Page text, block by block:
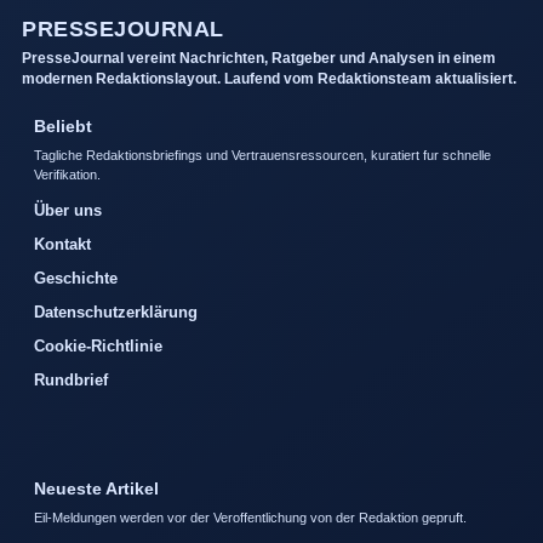
PRESSEJOURNAL
PresseJournal vereint Nachrichten, Ratgeber und Analysen in einem
modernen Redaktionslayout. Laufend vom Redaktionsteam aktualisiert.
Beliebt
Tagliche Redaktionsbriefings und Vertrauensressourcen, kuratiert fur schnelle
Verifikation.
Über uns
Kontakt
Geschichte
Datenschutzerklärung
Cookie-Richtlinie
Rundbrief
Neueste Artikel
Eil-Meldungen werden vor der Veroffentlichung von der Redaktion gepruft.